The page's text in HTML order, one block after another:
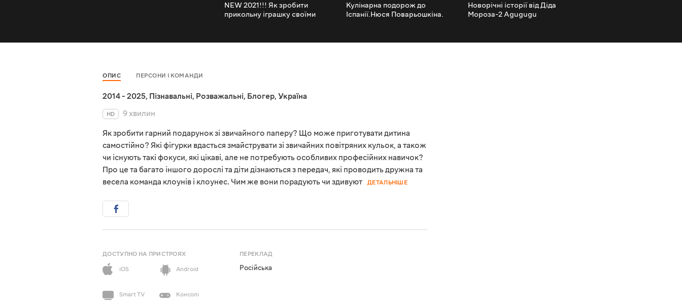
NEW 2021!!! Як зробити
прикольну іграшку своїми
Кулінарна подорож до
Іспанії.Нюся Поварьошкіна.
Новорічні історії від Діда
Мороза-2 Agugugu
ОПИС ПЕРСОНИ І КОМАНДИ
2014 - 2025, Пізнавальні, Розважальні, Блогер, Україна
HD
9 хвилин
Як зробити гарний подарунок зі звичайного паперу? Що може приготувати дитина
самостійно? Які фігурки вдасться змайструвати зі звичайних повітряних кульок, а також
чи існують такі фокуси, які цікаві, але не потребують особливих професійних навичок?
Про це та багато іншого дорослі та діти дізнаються з передач, які проводить дружна та
весела команда клоунів і клоунес. Чим же вони порадують чи здивуют
ДЕТАЛЬНІШЕ
ДОСТУПНО НА ПРИСТРОЯХ
iOS
Android
Smart TV Консолі
ПЕРЕКЛАД
Російська